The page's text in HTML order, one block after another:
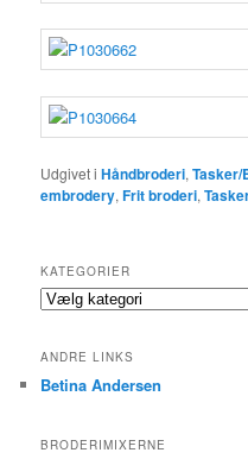
Udgivet i Håndbroderi,Tasker/
embrodery,Frit broderi,
KATEGORIER
Kategorier
ANDRE LINKS
Betina Andersen
BRODERIMIXERNE